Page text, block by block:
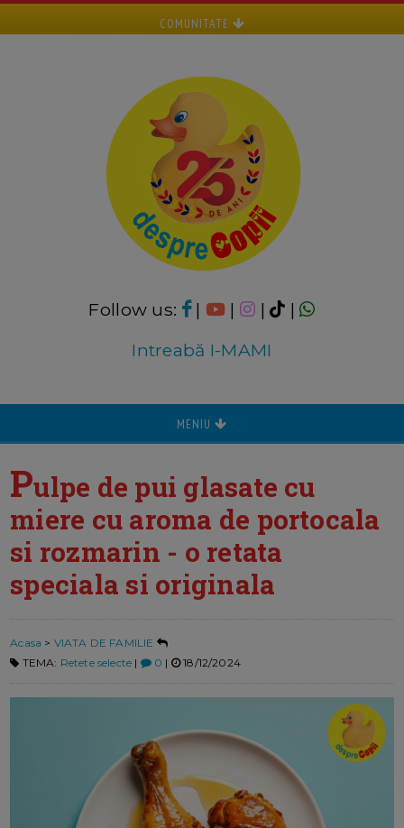
COMUNITATE
Follow us: | | |
|
Intreabă I-MAMI
MENIU
Pulpe de pui glasate cu
miere cu aroma de portocala
si rozmarin - o retata
speciala si originala
Acasa > VIATA DE FAMILIE
TEMA: Retete selecte | 0 | 18/12/2024